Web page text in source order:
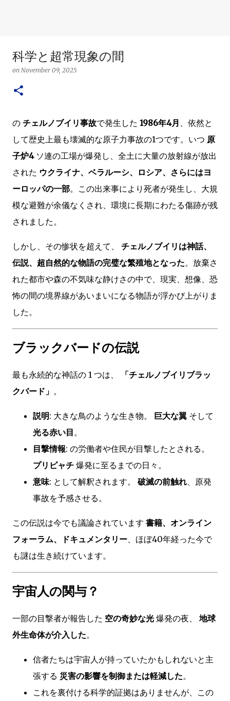
科学と超常現象の間
on November 09, 2025
の チェルノブイリ事故で発生した 1986年4月 、依然と
して歴史上最も壊滅的な原子力事故の1つです。いつ 原
子炉4ソ連の工場が爆発し、全土に大量の放射線が放出
された ウクライナ、ベラルーシ、ロシア、さらにはヨ
ーロッパの一部。この出来事により死者が発生し、大規
模な避難が余儀なくされ、環境に長期にわたる傷跡が残
されました。
しかし、その惨状を超えて、 チェルノブイリは神話、
伝説、超自然的な物語の完璧な繁殖地となった。放棄さ
れた都市や森の不気味な静けさの中で、現実、想像、恐
怖の間の境界線があいまいになる物語が浮かび上がりま
した。
ブラックバードの伝説
最も永続的な神話の 1 つは、
「チェルノブイリブラッ
クバード」 。
説明: 大きな鳥のような生き物。 巨大な翼 そして
光る赤い目 。
目撃情報: の労働者や住民が目撃したとされる。
プリピャチ 爆発に至るまでの日々。
意味: として解釈されます。 破滅の前触れ 、原発
事故を予感させる。
この伝説は今でも議論されています 書籍、オンライン
フォーラム、ドキュメンタリー 、ほぼ40年経った今で
も謎は生き続けています。
宇宙人の関与？
一部の目撃者が報告した 空の奇妙な光 爆発の夜、 地球
外生命体が介入した。
信者たちは宇宙人が持っていたかもしれないと主
張する 災害の影響を制御または軽減した。
これを裏付ける科学的証拠はありませんが、この